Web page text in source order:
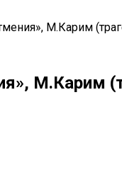
М.Карим
М.Карим